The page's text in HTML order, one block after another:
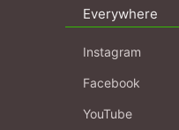
Everywhere
Instagram
Facebook
YouTube